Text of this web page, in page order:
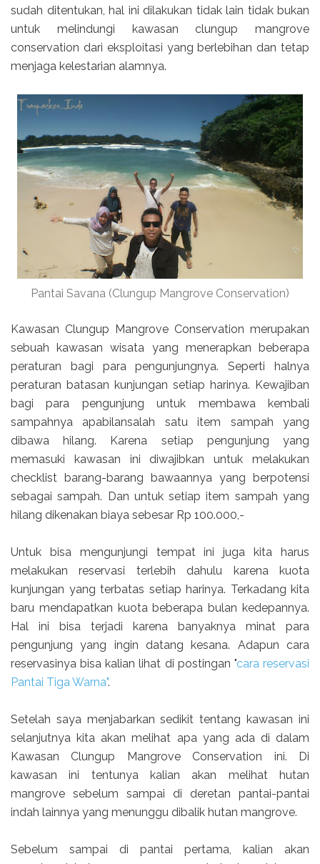
sudah ditentukan, hal ini dilakukan tidak lain tidak bukan
untuk melindungi kawasan clungup mangrove
conservation dari eksploitasi yang berlebihan dan tetap
menjaga kelestarian alamnya.
Pantai Savana (Clungup Mangrove Conservation)
Kawasan Clungup Mangrove Conservation merupakan
sebuah kawasan wisata yang menerapkan beberapa
peraturan bagi para pengunjungnya. Seperti halnya
peraturan batasan kunjungan setiap harinya. Kewajiban
bagi para pengunjung untuk membawa kembali
sampahnya apabilansalah satu item sampah yang
dibawa hilang. Karena setiap pengunjung yang
memasuki kawasan ini diwajibkan untuk melakukan
checklist barang-barang bawaannya yang berpotensi
sebagai sampah. Dan untuk setiap item sampah yang
hilang dikenakan biaya sebesar Rp 100.000,-
Untuk bisa mengunjungi tempat ini juga kita harus
melakukan reservasi terlebih dahulu karena kuota
kunjungan yang terbatas setiap harinya. Terkadang kita
baru mendapatkan kuota beberapa bulan kedepannya.
Hal ini bisa terjadi karena banyaknya minat para
pengunjung yang ingin datang kesana. Adapun cara
reservasinya bisa kalian lihat di postingan "cara reservasi
Pantai Tiga Warna".
Setelah saya menjabarkan sedikit tentang kawasan ini
selanjutnya kita akan melihat apa yang ada di dalam
Kawasan Clungup Mangrove Conservation ini. Di
kawasan ini tentunya kalian akan melihat hutan
mangrove sebelum sampai di deretan pantai-pantai
indah lainnya yang menunggu dibalik hutan mangrove.
Sebelum sampai di pantai pertama, kalian akan